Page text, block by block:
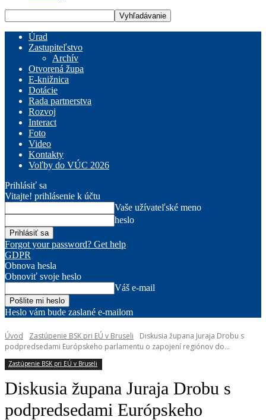
Úrad
Zastupiteľstvo
Archív
Otvorená župa
E-knižnica
Dotácie
Rada partnerstva
Rozvoj
Interact
Foto
Video
Kontakty
Voľby do VÚC 2026
Prihlásiť sa
Vitajte! prihlásenie k účtu
Vaše užívateľské meno
heslo
Forgot your password? Get help
GDPR
Obnova hesla
Obnoviť svoje heslo
Váš e-mail
Heslo vám bude zaslané e-mailom
Úvod Zastúpenie BSK pri EÚ v Bruseli
Diskusia župana Juraja Drobu s
podpredsedami Európskeho parlamentu o zapojení regiónov do...
Zastúpenie BSK pri EÚ v Bruseli
Diskusia župana Juraja Drobu s
podpredsedami Európskeho